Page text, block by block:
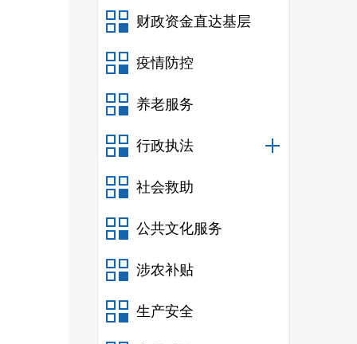
财政资金直达基层
疫情防控
养老服务
行政执法
社会救助
公共文化服务
涉农补贴
生产安全